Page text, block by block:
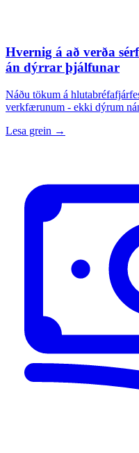
Hvernig á að verða
án dýrrar þjálfunar
Náðu tökum á
verkfærunum - ekki dýrum
Lesa grein →